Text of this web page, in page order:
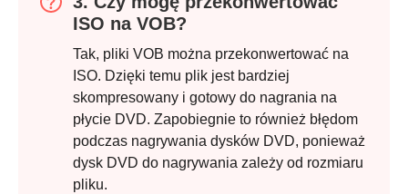
ISO na VOB?
Tak, pliki VOB można przekonwertować na
ISO. Dzięki temu plik jest bardziej
skompresowany i gotowy do nagrania na
płycie DVD. Zapobiegnie to również błędom
podczas nagrywania dysków DVD, ponieważ
dysk DVD do nagrywania zależy od rozmiaru
pliku.